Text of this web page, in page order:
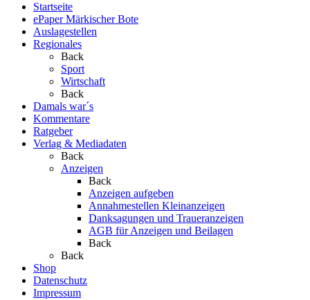
Startseite
ePaper Märkischer Bote
Auslagestellen
Regionales
Back
Sport
Wirtschaft
Back
Damals war´s
Kommentare
Ratgeber
Verlag & Mediadaten
Back
Anzeigen
Back
Anzeigen aufgeben
Annahmestellen Kleinanzeigen
Danksagungen und Traueranzeigen
AGB für Anzeigen und Beilagen
Back
Back
Shop
Datenschutz
Impressum